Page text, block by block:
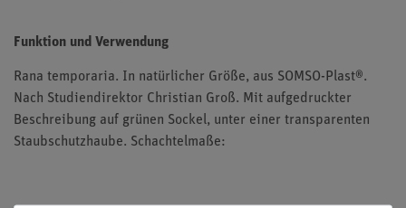
Funktion und Verwendung
Rana temporaria. In natürlicher Größe, aus SOMSO-Plast®.
Nach Studiendirektor Christian Groß. Mit aufgedruckter
Beschreibung auf grünen Sockel, unter einer transparenten
Staubschutzhaube. Schachtelmaße: